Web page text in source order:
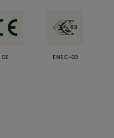
CE ENEC-03